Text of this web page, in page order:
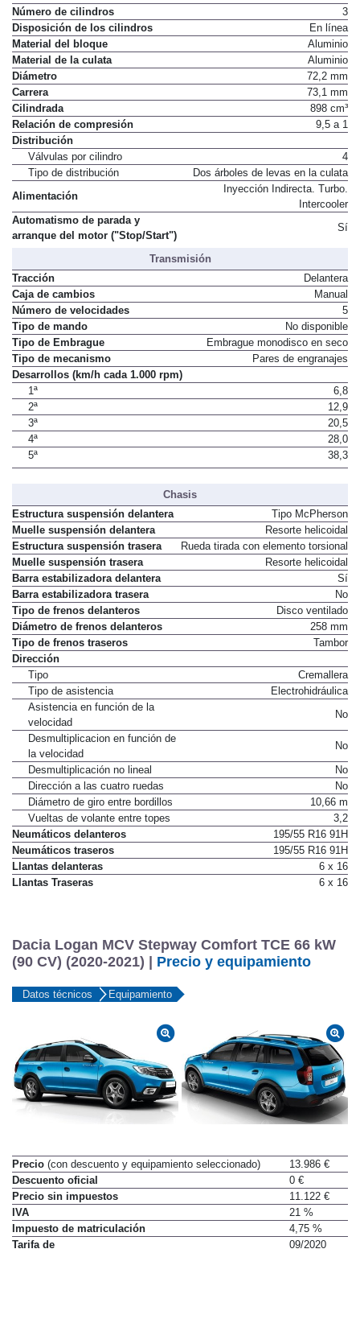
Número de cilindros
3
Disposición de los cilindros
En línea
Material del bloque
Aluminio
Material de la culata
Aluminio
Diámetro
72,2 mm
Carrera
73,1 mm
Cilindrada
898 cm³
Relación de compresión
9,5 a 1
Distribución
Válvulas por cilindro
4
Tipo de distribución
Dos árboles de levas en la culata
Alimentación
Inyección Indirecta. Turbo.
Intercooler
Automatismo de parada y
arranque del motor ("Stop/Start")
Sí
Transmisión
Tracción
Delantera
Caja de cambios
Manual
Número de velocidades
5
Tipo de mando
No disponible
Tipo de Embrague
Embrague monodisco en seco
Tipo de mecanismo
Pares de engranajes
Desarrollos (km/h cada 1.000 rpm)
1ª
6,8
2ª
12,9
3ª
20,5
4ª
28,0
5ª
38,3
Chasis
Estructura suspensión delantera
Tipo McPherson
Muelle suspensión delantera
Resorte helicoidal
Estructura suspensión trasera
Rueda tirada con elemento torsional
Muelle suspensión trasera
Resorte helicoidal
Barra estabilizadora delantera
Sí
Barra estabilizadora trasera
No
Tipo de frenos delanteros
Disco ventilado
Diámetro de frenos delanteros
258 mm
Tipo de frenos traseros
Tambor
Dirección
Tipo
Cremallera
Tipo de asistencia
Electrohidráulica
Asistencia en función de la
velocidad
No
Desmultiplicacion en función de
la velocidad
No
Desmultiplicación no lineal
No
Dirección a las cuatro ruedas
No
Diámetro de giro entre bordillos
10,66 m
Vueltas de volante entre topes
3,2
Neumáticos delanteros
195/55 R16 91H
Neumáticos traseros
195/55 R16 91H
Llantas delanteras
6 x 16
Llantas Traseras
6 x 16
Dacia Logan MCV Stepway Comfort TCE 66 kW
(90 CV) (2020-2021) | Precio y equipamiento
Datos técnicos Equipamiento
Precio (con descuento y equipamiento seleccionado)
13.986 €
Descuento oficial
0 €
Precio sin impuestos
11.122 €
IVA
21 %
Impuesto de matriculación
4,75 %
Tarifa de
09/2020